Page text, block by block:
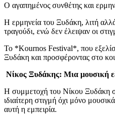
Ο αγαπημένος συνθέτης και
Η ερμηνεία του Ξυδάκη, λιτή
τραγούδι, ενώ δεν έλειψαν οι
Το *Kournos Festival*, που
Ξυδάκη και προσφέροντας στο
Νίκος Ξυδάκης: Μια μουσική
Η συμμετοχή του Νίκου Ξυδάκη
ιδιαίτερη στιγμή όχι μόνο
αυτή η εμπειρία.